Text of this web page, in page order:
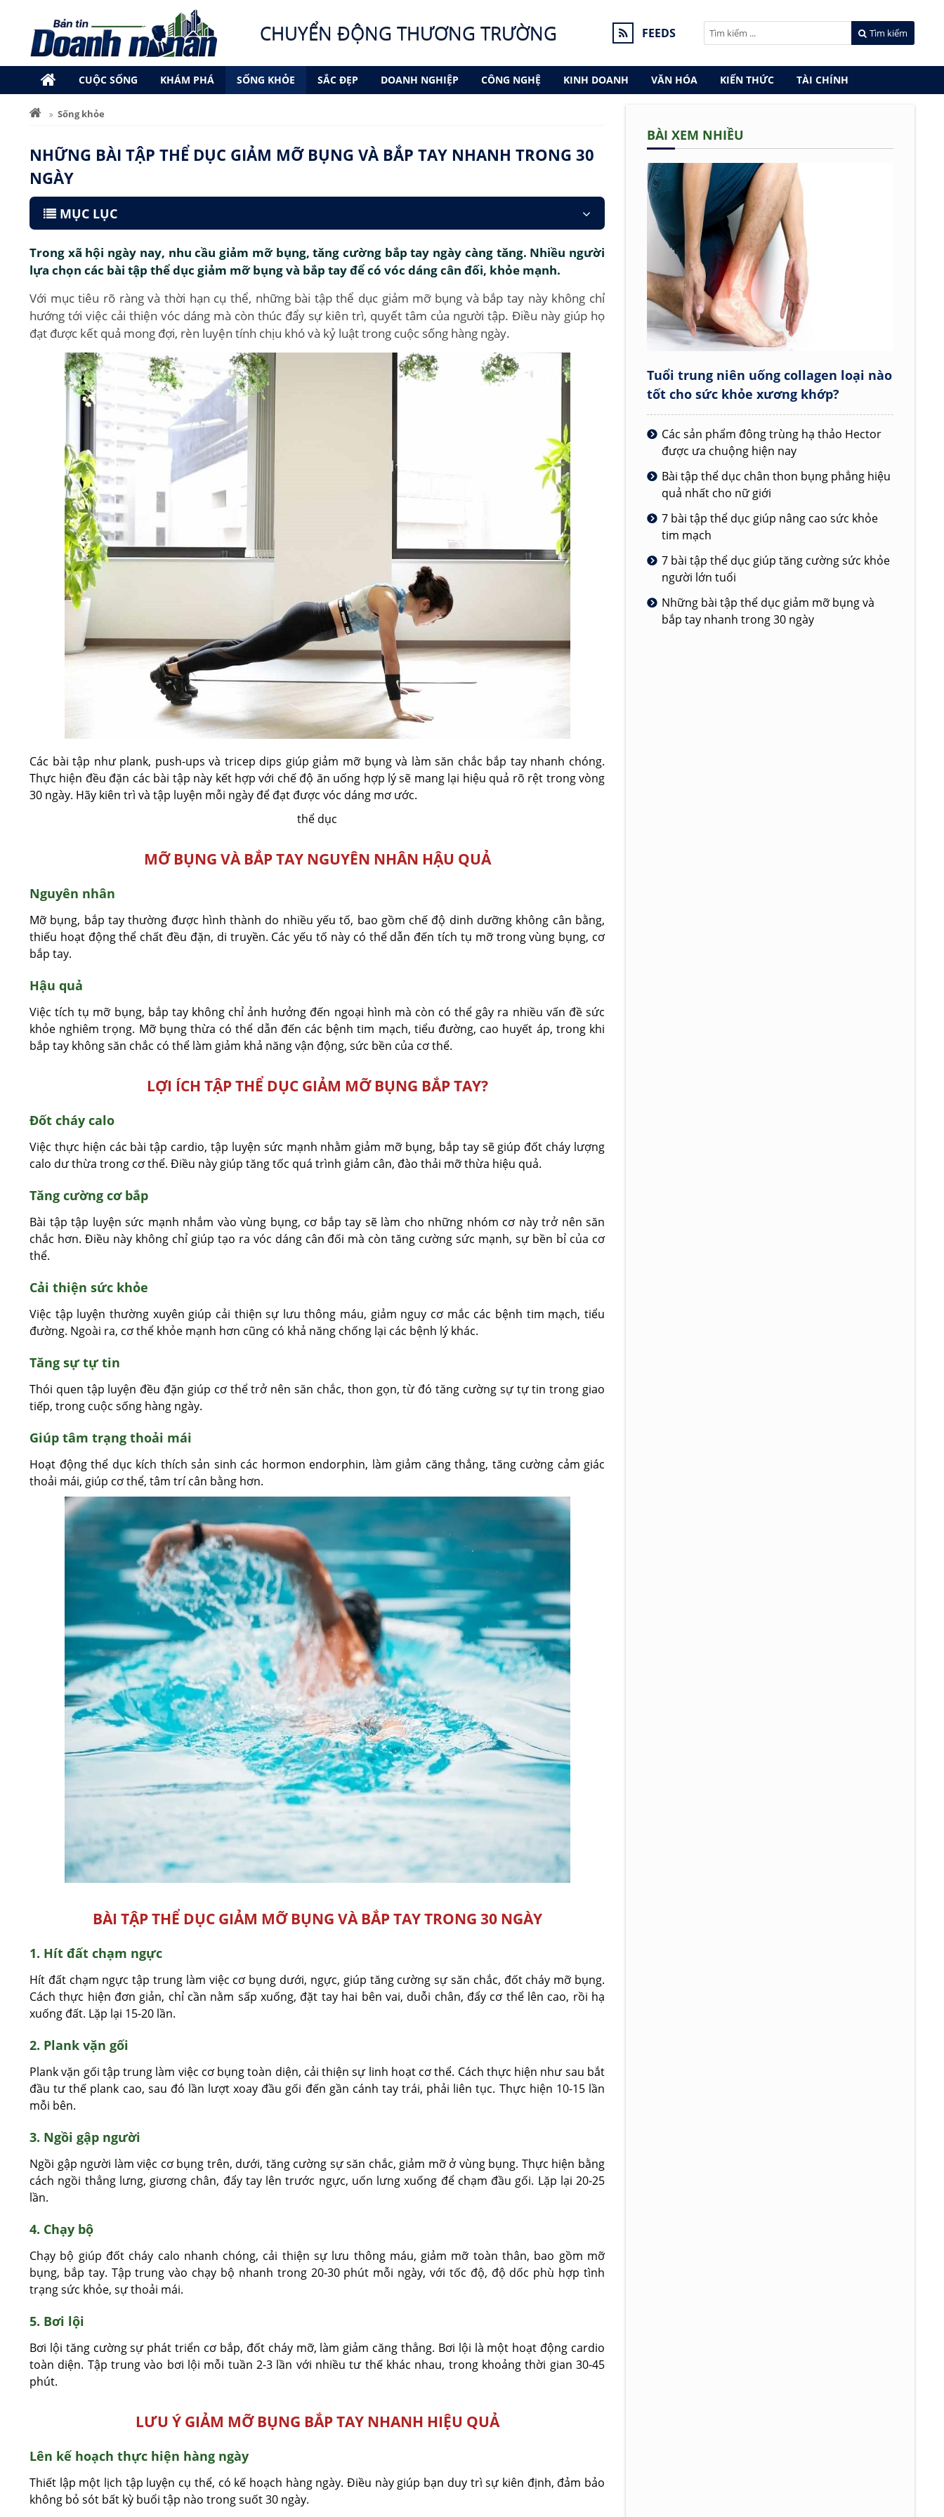
CHUYỂN ĐỘNG THƯƠNG TRƯỜNG FEEDS Tìm kiếm
CUỘC SỐNG KHÁM PHÁ SỐNG KHỎE SẮC ĐẸP DOANH NGHIỆP CÔNG NGHỆ KINH DOANH VĂN HÓA KIẾN THỨC TÀI CHÍNH
Sống khỏe
NHỮNG BÀI TẬP THỂ DỤC GIẢM MỠ BỤNG VÀ BẮP TAY NHANH TRONG 30
NGÀY
MỤC LỤC
Trong xã hội ngày nay, nhu cầu giảm mỡ bụng, tăng cường bắp tay ngày càng tăng. Nhiều người
lựa chọn các bài tập thể dục giảm mỡ bụng và bắp tay để có vóc dáng cân đối, khỏe mạnh.
Với mục tiêu rõ ràng và thời hạn cụ thể, những bài tập thể dục giảm mỡ bụng và bắp tay này không chỉ
hướng tới việc cải thiện vóc dáng mà còn thúc đẩy sự kiên trì, quyết tâm của người tập. Điều này giúp họ
đạt được kết quả mong đợi, rèn luyện tính chịu khó và kỷ luật trong cuộc sống hàng ngày.
Các bài tập như plank, push-ups và tricep dips giúp giảm mỡ bụng và làm săn chắc bắp tay nhanh chóng.
Thực hiện đều đặn các bài tập này kết hợp với chế độ ăn uống hợp lý sẽ mang lại hiệu quả rõ rệt trong vòng
30 ngày. Hãy kiên trì và tập luyện mỗi ngày để đạt được vóc dáng mơ ước.
thể dục
MỠ BỤNG VÀ BẮP TAY NGUYÊN NHÂN HẬU QUẢ
Nguyên nhân
Mỡ bụng, bắp tay thường được hình thành do nhiều yếu tố, bao gồm chế độ dinh dưỡng không cân bằng,
thiếu hoạt động thể chất đều đặn, di truyền. Các yếu tố này có thể dẫn đến tích tụ mỡ trong vùng bụng, cơ
bắp tay.
Hậu quả
Việc tích tụ mỡ bụng, bắp tay không chỉ ảnh hưởng đến ngoại hình mà còn có thể gây ra nhiều vấn đề sức
khỏe nghiêm trọng. Mỡ bụng thừa có thể dẫn đến các bệnh tim mạch, tiểu đường, cao huyết áp, trong khi
bắp tay không săn chắc có thể làm giảm khả năng vận động, sức bền của cơ thể.
LỢI ÍCH TẬP THỂ DỤC GIẢM MỠ BỤNG BẮP TAY?
Đốt cháy calo
Việc thực hiện các bài tập cardio, tập luyện sức mạnh nhằm giảm mỡ bụng, bắp tay sẽ giúp đốt cháy lượng
calo dư thừa trong cơ thể. Điều này giúp tăng tốc quá trình giảm cân, đào thải mỡ thừa hiệu quả.
Tăng cường cơ bắp
Bài tập tập luyện sức mạnh nhắm vào vùng bụng, cơ bắp tay sẽ làm cho những nhóm cơ này trở nên săn
chắc hơn. Điều này không chỉ giúp tạo ra vóc dáng cân đối mà còn tăng cường sức mạnh, sự bền bỉ của cơ
thể.
Cải thiện sức khỏe
Việc tập luyện thường xuyên giúp cải thiện sự lưu thông máu, giảm nguy cơ mắc các bệnh tim mạch, tiểu
đường. Ngoài ra, cơ thể khỏe mạnh hơn cũng có khả năng chống lại các bệnh lý khác.
Tăng sự tự tin
Thói quen tập luyện đều đặn giúp cơ thể trở nên săn chắc, thon gọn, từ đó tăng cường sự tự tin trong giao
tiếp, trong cuộc sống hàng ngày.
Giúp tâm trạng thoải mái
Hoạt động thể dục kích thích sản sinh các hormon endorphin, làm giảm căng thẳng, tăng cường cảm giác
thoải mái, giúp cơ thể, tâm trí cân bằng hơn.
BÀI TẬP THỂ DỤC GIẢM MỠ BỤNG VÀ BẮP TAY TRONG 30 NGÀY
1. Hít đất chạm ngực
Hít đất chạm ngực tập trung làm việc cơ bụng dưới, ngực, giúp tăng cường sự săn chắc, đốt cháy mỡ bụng.
Cách thực hiện đơn giản, chỉ cần nằm sấp xuống, đặt tay hai bên vai, duỗi chân, đẩy cơ thể lên cao, rồi hạ
xuống đất. Lặp lại 15-20 lần.
2. Plank vặn gối
Plank vặn gối tập trung làm việc cơ bụng toàn diện, cải thiện sự linh hoạt cơ thể. Cách thực hiện như sau bắt
đầu tư thế plank cao, sau đó lần lượt xoay đầu gối đến gần cánh tay trái, phải liên tục. Thực hiện 10-15 lần
mỗi bên.
3. Ngồi gập người
Ngồi gập người làm việc cơ bụng trên, dưới, tăng cường sự săn chắc, giảm mỡ ở vùng bụng. Thực hiện bằng
cách ngồi thẳng lưng, giương chân, đẩy tay lên trước ngực, uốn lưng xuống để chạm đầu gối. Lặp lại 20-25
lần.
4. Chạy bộ
Chạy bộ giúp đốt cháy calo nhanh chóng, cải thiện sự lưu thông máu, giảm mỡ toàn thân, bao gồm mỡ
bụng, bắp tay. Tập trung vào chạy bộ nhanh trong 20-30 phút mỗi ngày, với tốc độ, độ dốc phù hợp tình
trạng sức khỏe, sự thoải mái.
5. Bơi lội
Bơi lội tăng cường sự phát triển cơ bắp, đốt cháy mỡ, làm giảm căng thẳng. Bơi lội là một hoạt động cardio
toàn diện. Tập trung vào bơi lội mỗi tuần 2-3 lần với nhiều tư thế khác nhau, trong khoảng thời gian 30-45
phút.
LƯU Ý GIẢM MỠ BỤNG BẮP TAY NHANH HIỆU QUẢ
Lên kế hoạch thực hiện hàng ngày
Thiết lập một lịch tập luyện cụ thể, có kế hoạch hàng ngày. Điều này giúp bạn duy trì sự kiên định, đảm bảo
không bỏ sót bất kỳ buổi tập nào trong suốt 30 ngày.
BÀI XEM NHIỀU
Tuổi trung niên uống collagen loại nào
tốt cho sức khỏe xương khớp?
Các sản phẩm đông trùng hạ thảo Hector
được ưa chuộng hiện nay
Bài tập thể dục chân thon bụng phẳng hiệu
quả nhất cho nữ giới
7 bài tập thể dục giúp nâng cao sức khỏe
tim mạch
7 bài tập thể dục giúp tăng cường sức khỏe
người lớn tuổi
Những bài tập thể dục giảm mỡ bụng và
bắp tay nhanh trong 30 ngày